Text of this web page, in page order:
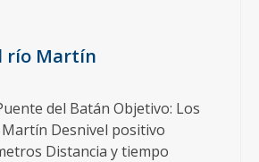
río Martín
del Batán Objetivo: Los
Desnivel positivo
Distancia y tiempo